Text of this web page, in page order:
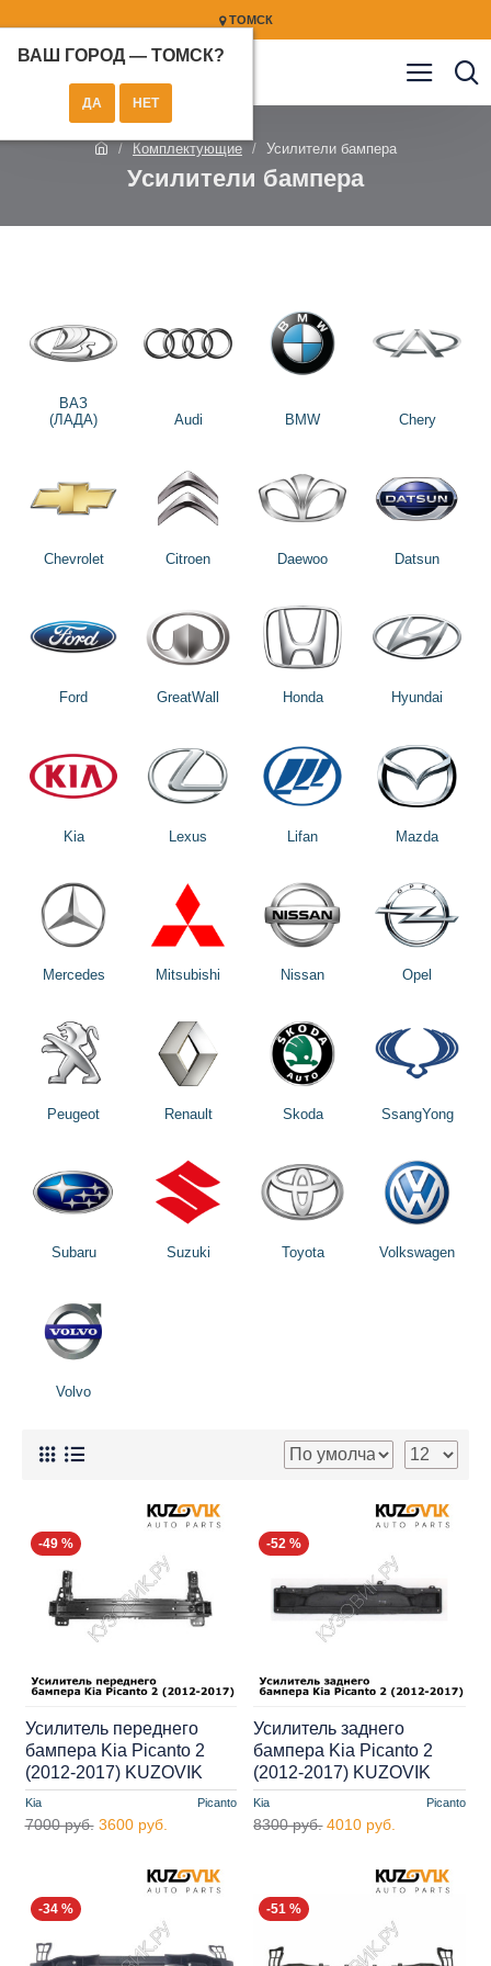
ТОМСК
ВАШ ГОРОД — ТОМСК?
Комплектующие Усилители бампера
Усилители бампера
ВАЗ
(ЛАДА)
Audi BMW Chery
Chevrolet Citroen Daewoo Datsun
Ford GreatWall Honda Hyundai
Kia Lexus Lifan Mazda
Mercedes Mitsubishi Nissan Opel
Peugeot Renault Skoda SsangYong
Subaru Suzuki Toyota Volkswagen
Volvo
-49 %
Kia Picanto
Усилитель переднего
бампера Kia Picanto 2
(2012-2017) KUZOVIK
7000 руб. 3600 руб.
-52 %
Kia Picanto
Усилитель заднего
бампера Kia Picanto 2
(2012-2017) KUZOVIK
8300 руб. 4010 руб.
-34 % -51 %